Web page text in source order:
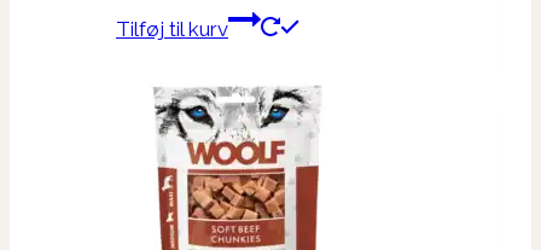
Tilføj til kurv